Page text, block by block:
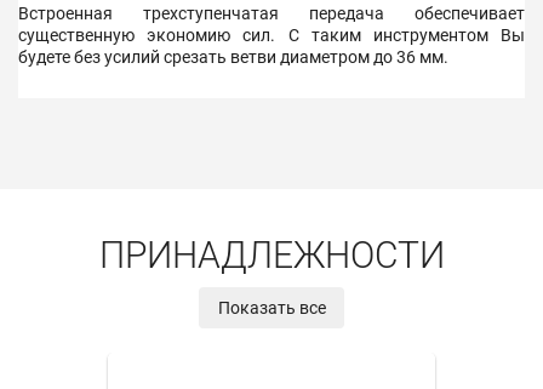
Встроенная трехступенчатая передача обеспечивает
существенную экономию сил. С таким инструментом Вы
будете без усилий срезать ветви диаметром до 36 мм.
ПРИНАДЛЕЖНОСТИ
Показать все